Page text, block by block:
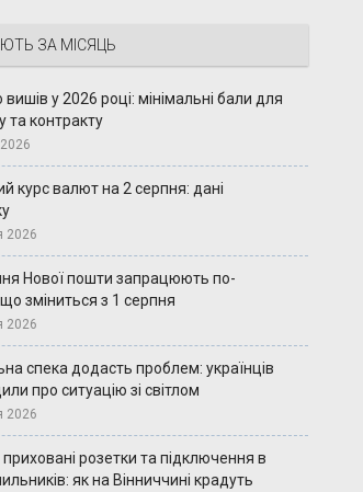
ЗА МІСЯЦЬ
вишів у 2026 році: мінімальні бали для
та контракту
курс валют на 2 серпня: дані
2026
Нової пошти запрацюють по-
зміниться з 1 серпня
2026
спека додасть проблем: українців
про ситуацію зі світлом
2026
приховані розетки та підключення в
як на Вінниччині крадуть